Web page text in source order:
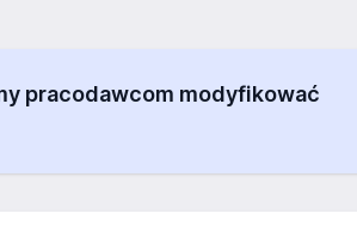
pracodawcom modyfikować